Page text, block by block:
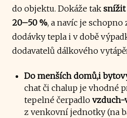
do objektu. Dokáže tak snížit
20–50 %, a navíc je
dodávky tepla i v době
dodavatelů dálkového
Do menších domů,i
chat či chalup je vhodné
tepelné čerpadlo vzduch-
z venkovní jednotky (na